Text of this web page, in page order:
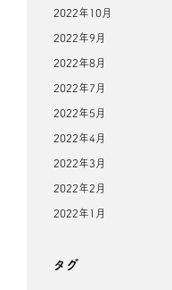
2022年10月
2022年9月
2022年8月
2022年7月
2022年5月
2022年4月
2022年3月
2022年2月
2022年1月
タグ